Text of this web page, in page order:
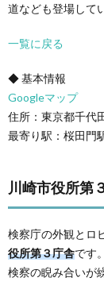
道なども登場して
一覧に戻る
◆ 基本情報
Googleマップ
住所：東京都千代
最寄り駅：桜田門
川崎市役所第
検察庁の外観とロ
役所第３庁舎です
検察の睨み合いが